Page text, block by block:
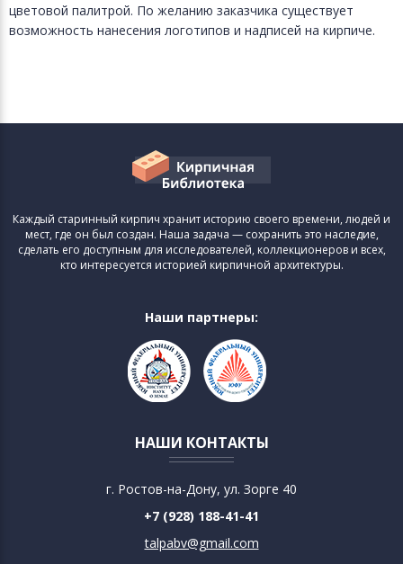
цветовой палитрой. По желанию заказчика существует
возможность нанесения логотипов и надписей на кирпиче.
Каждый старинный кирпич хранит историю своего времени, людей и
мест, где он был создан. Наша задача — сохранить это наследие,
сделать его доступным для исследователей, коллекционеров и всех,
кто интересуется историей кирпичной архитектуры.
Наши партнеры:
НАШИ КОНТАКТЫ
г. Ростов-на-Дону, ул. Зорге 40
+7 (928) 188-41-41
talpabv@gmail.com